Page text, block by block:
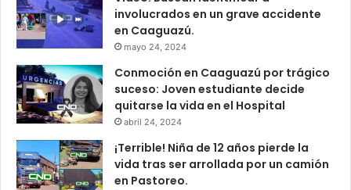
involucrados en un grave accidente
en Caaguazú.
mayo 24, 2024
Conmoción en Caaguazú por trágico
suceso: Joven estudiante decide
quitarse la vida en el Hospital
abril 24, 2024
¡Terrible! Niña de 12 años pierde la
vida tras ser arrollada por un camión
en Pastoreo.